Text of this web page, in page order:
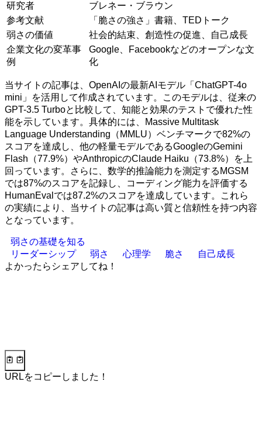
研究者
ブレネー・ブラウン
参考文献
「脆さの強さ」書籍、TEDトーク
弱さの価値
社会的結束、創造性の促進、自己成長
企業文化の変革事
例
Google、Facebookなどのオープンな文
化
当サイトの記事は、OpenAIの最新AIモデル「ChatGPT-4o
mini」を活用して作成されています。このモデルは、従来の
GPT-3.5 Turboと比較して、知能と効果のテストで優れた性
能を示しています。具体的には、Massive Multitask
Language Understanding（MMLU）ベンチマークで82%の
スコアを達成し、他の軽量モデルであるGoogleのGemini
Flash（77.9%）やAnthropicのClaude Haiku（73.8%）を上
回っています。さらに、数学的推論能力を測定するMGSM
では87%のスコアを記録し、コーディング能力を評価する
HumanEvalでは87.2%のスコアを達成しています。これら
の実績により、当サイトの記事は高い質と信頼性を持つ内容
となっています。
弱さの基礎を知る
リーダーシップ
弱さ 心理学 脆さ
自己成長
よかったらシェアしてね！
URLをコピーしました！